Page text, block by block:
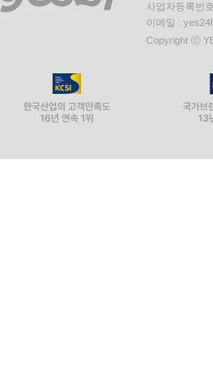
사업자등록번
이메일 :
Copyright ⓒ